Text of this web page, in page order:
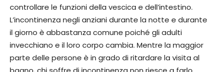
controllare le funzioni della vescica e dell’intestino.
L’incontinenza negli anziani durante la notte e durante
il giorno è abbastanza comune poiché gli adulti
invecchiano e il loro corpo cambia. Mentre la maggior
parte delle persone è in grado di ritardare la visita al